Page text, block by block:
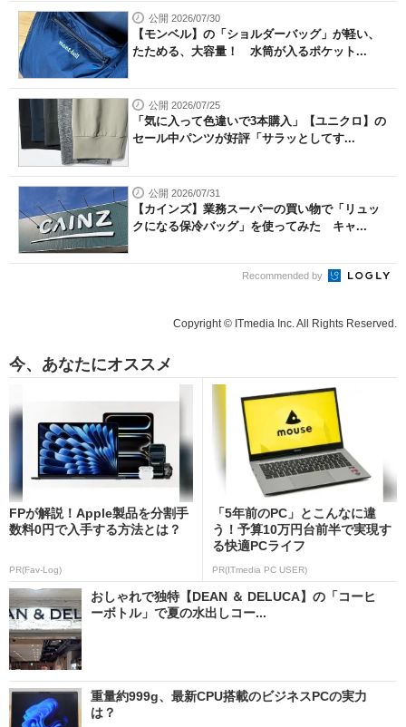
公開 2026/07/30
【モンベル】の「ショルダーバッグ」が軽い、
たためる、大容量！ 水筒が入るポケット...
公開 2026/07/25
「気に入って色違いで3本購入」【ユニクロ】の
セール中パンツが好評「サラッとしてす...
公開 2026/07/31
【カインズ】業務スーパーの買い物で「リュッ
クになる保冷バッグ」を使ってみた キャ...
Recommended by
Copyright © ITmedia Inc. All Rights Reserved.
今、あなたにオススメ
FPが解説！Apple製品を分割手
数料0円で入手する方法とは？
PR(Fav-Log)
「5年前のPC」とこんなに違
う！予算10万円台前半で実現す
る快適PCライフ
PR(ITmedia PC USER)
おしゃれで独特【DEAN ＆ DELUCA】の「コーヒ
ーボトル」で夏の水出しコー...
重量約999g、最新CPU搭載のビジネスPCの実力
は？